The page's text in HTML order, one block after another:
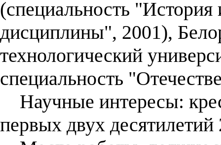
(специальность
дисциплины", 2001),
технологический
специальность
Научные интересы:
первых двух десятилетий